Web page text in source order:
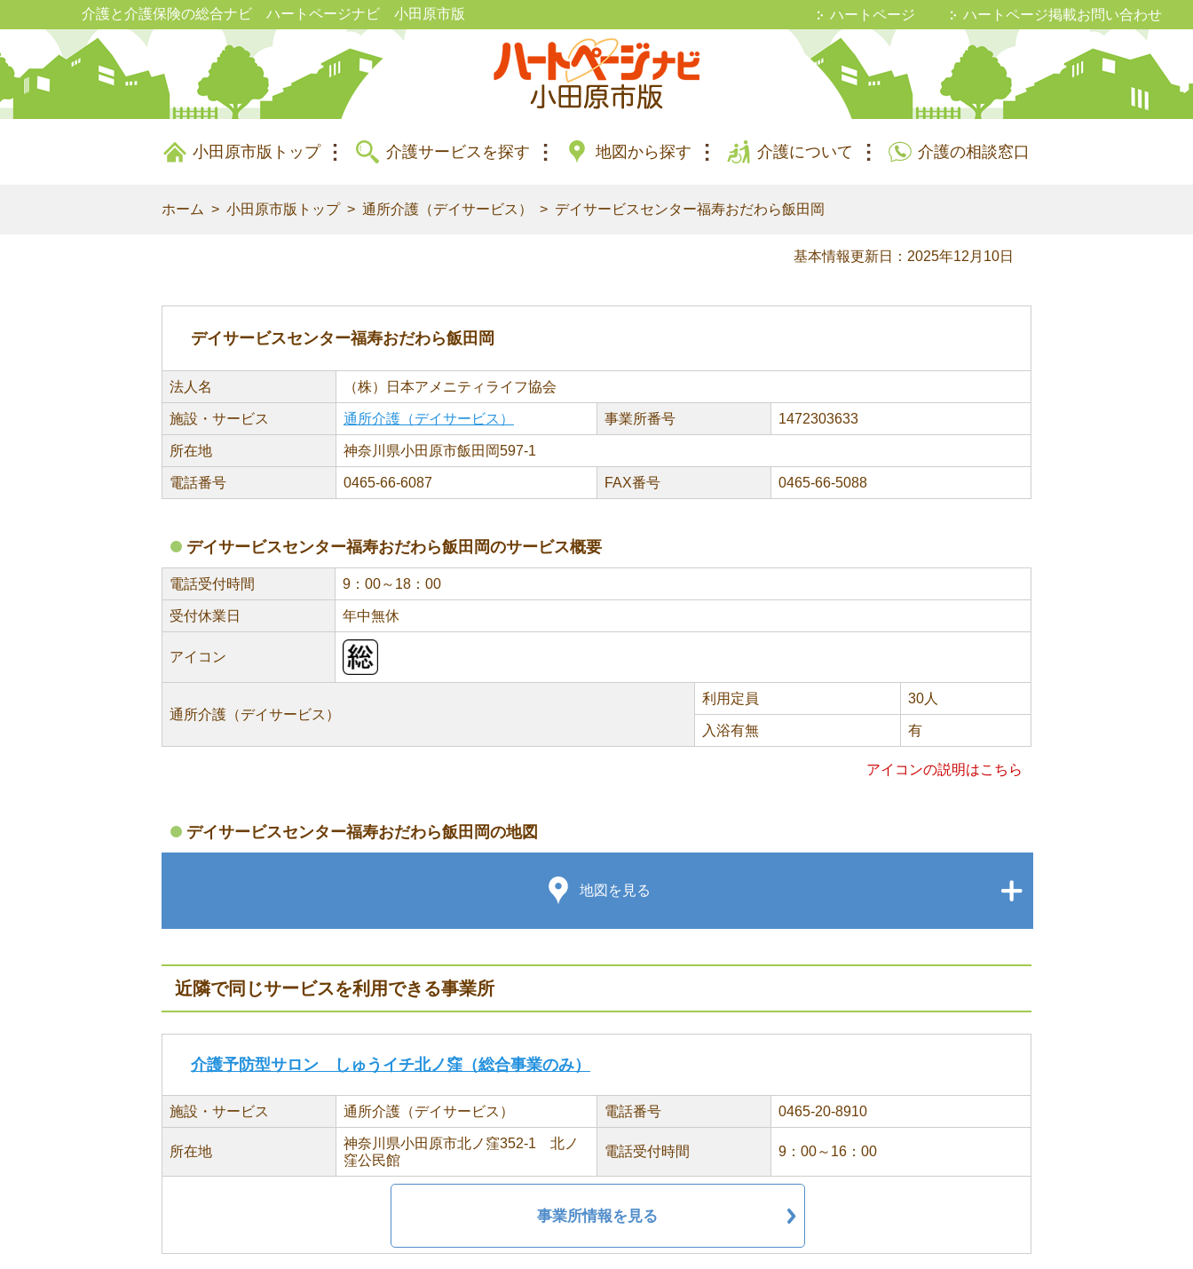
介護と介護保険の総合ナビ ハートページナビ 小田原市版 ハートページ ハートページ掲載お問い合わせ
小田原市版トップ 介護サービスを探す 地図から探す 介護について 介護の相談窓口
ホーム 小田原市版トップ 通所介護（デイサービス） デイサービスセンター福寿おだわら飯田岡
基本情報更新日：2025年12月10日
デイサービスセンター福寿おだわら飯田岡
法人名 （株）日本アメニティライフ協会
施設・サービス 通所介護（デイサービス） 事業所番号 1472303633
所在地 神奈川県小田原市飯田岡597-1
電話番号 0465-66-6087 FAX番号 0465-66-5088
デイサービスセンター福寿おだわら飯田岡のサービス概要
電話受付時間 9：00～18：00
受付休業日 年中無休
アイコン
通所介護（デイサービス）
利用定員 30人
入浴有無 有
アイコンの説明はこちら
デイサービスセンター福寿おだわら飯田岡の地図
地図を見る
近隣で同じサービスを利用できる事業所
介護予防型サロン しゅうイチ北ノ窪（総合事業のみ）
施設・サービス 通所介護（デイサービス） 電話番号 0465-20-8910
所在地
神奈川県小田原市北ノ窪352-1 北ノ
窪公民館
電話受付時間 9：00～16：00
事業所情報を見る